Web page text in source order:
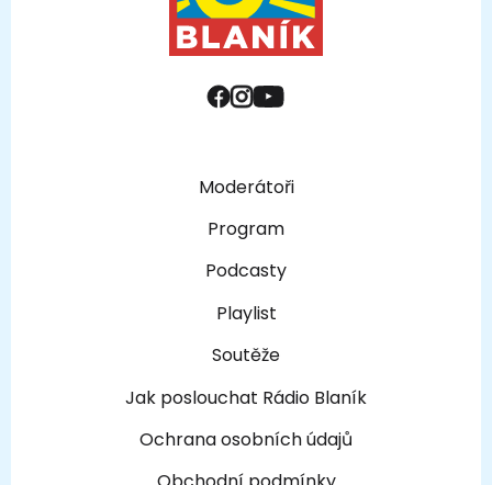
Moderátoři
Program
Podcasty
Playlist
Soutěže
Jak poslouchat Rádio Blaník
Ochrana osobních údajů